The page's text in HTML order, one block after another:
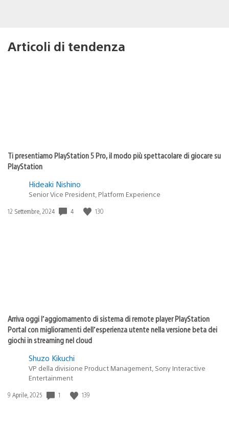
Articoli di tendenza
Ti presentiamo PlayStation 5 Pro, il modo più spettacolare di giocare su
PlayStation
Hideaki Nishino
Senior Vice President, Platform Experience
Data
12 Settembre, 2024 4 130
Arriva oggi l’aggiornamento di sistema di remote player PlayStation
Portal con miglioramenti dell’esperienza utente nella versione beta dei
giochi in streaming nel cloud
Shuzo Kikuchi
VP della divisione Product Management, Sony Interactive
Entertainment
Data
9 Aprile, 2025 1 139